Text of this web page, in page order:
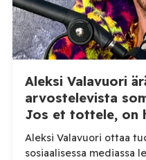
Aleksi Valavuori
arvostelevista
Jos et tottele, on
Aleksi Valavuori ottaa
sosiaalisessa mediassa